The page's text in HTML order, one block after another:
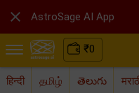
₹0
हिन्दी தமிழ் తెలుగు
 AstroSage AI App